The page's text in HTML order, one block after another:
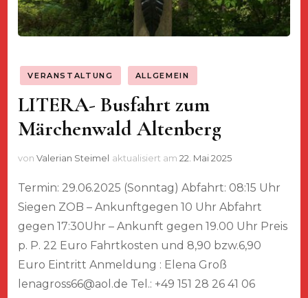
VERANSTALTUNG ALLGEMEIN
LITERA- Busfahrt zum
Märchenwald Altenberg
vonValerian Steimel aktualisiert am22. Mai 2025
Termin: 29.06.2025 (Sonntag) Abfahrt: 08:15 Uhr
Siegen ZOB – Ankunftgegen 10 Uhr Abfahrt
gegen 17:30Uhr – Ankunft gegen 19.00 Uhr Preis
p. P. 22 Euro Fahrtkosten und 8,90 bzw.6,90
Euro Eintritt Anmeldung : Elena Groß
lenagross66@aol.de Tel.: +49 151 28 26 41 06